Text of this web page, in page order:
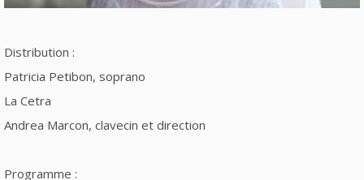
Distribution :
Patricia Petibon, soprano
La Cetra
Andrea Marcon, clavecin et direction
Programme :